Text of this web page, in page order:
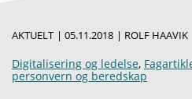
AKTUELT | 05.11.2018 | ROLF HAAVIK
Digitalisering og ledelse,
personvern og beredskap